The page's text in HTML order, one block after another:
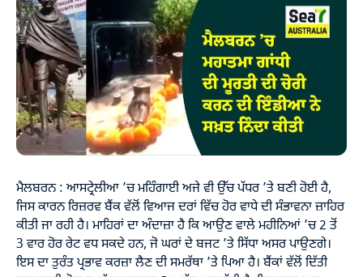
ਮੈਲਬਰਨ : ਆਸਟ੍ਰੇਲੀਆ ’ਚ ਮਹਿੰਗਾਈ ਅਜੇ ਵੀ ਉੱਚ ਪੱਧਰ ’ਤੇ ਬਣੀ ਹੋਈ ਹੈ,
ਜਿਸ ਕਾਰਨ ਰਿਜ਼ਰਵ ਬੈਂਕ ਵੱਲੋਂ ਵਿਆਜ ਦਰਾਂ ਵਿੱਚ ਹੋਰ ਵਾਧੇ ਦੀ ਸੰਭਾਵਨਾ ਜ਼ਾਹਿਰ
ਕੀਤੀ ਜਾ ਰਹੀ ਹੈ। ਮਾਹਿਰਾਂ ਦਾ ਅੰਦਾਜ਼ਾ ਹੈ ਕਿ ਆਉਣ ਵਾਲੇ ਮਹੀਨਿਆਂ ’ਚ 2 ਤੋਂ
3 ਵਾਰ ਹੋਰ ਰੇਟ ਵਧ ਸਕਦੇ ਹਨ, ਜੋ ਘਰਾਂ ਦੇ ਬਜਟ ’ਤੇ ਸਿੱਧਾ ਅਸਰ ਪਾਉਣਗੇ।
ਇਸ ਦਾ ਤੁਰੰਤ ਪ੍ਰਭਾਵ ਕਰਜ਼ਾ ਲੈਣ ਦੀ ਸਮਰੱਥਾ ’ਤੇ ਪਿਆ ਹੈ। ਬੈਂਕਾਂ ਵੱਲੋਂ ਦਿੱਤੀ